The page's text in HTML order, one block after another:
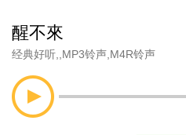
醒不來
经典好听 MP3铃声 M4R铃声